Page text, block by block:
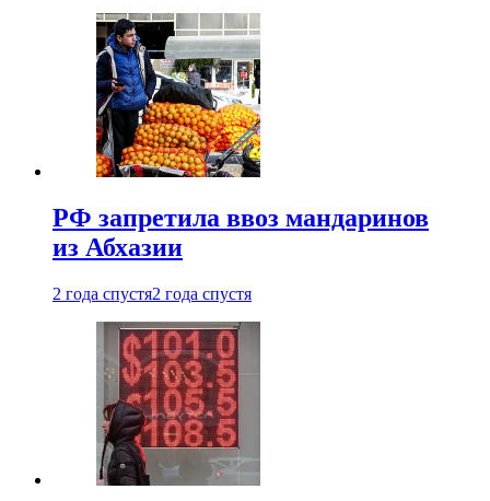
РФ запретила ввоз мандаринов
из Абхазии
2 года спустя2 года спустя